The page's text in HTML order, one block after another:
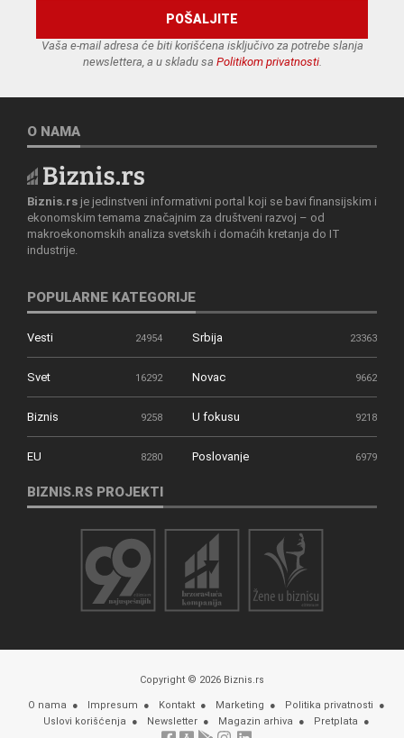
Vaša e-mail adresa će biti korišćena isključivo za potrebe slanja
newslettera, a u skladu sa Politikom privatnosti.
O NAMA
Biznis.rs je jedinstveni informativni portal koji se bavi finansijskim i
ekonomskim temama značajnim za društveni razvoj – od
makroekonomskih analiza svetskih i domaćih kretanja do IT
industrije.
POPULARNE KATEGORIJE
Vesti 24954 Srbija 23363
Svet 16292 Novac 9662
Biznis 9258 U fokusu 9218
EU 8280 Poslovanje 6979
BIZNIS.RS PROJEKTI
Copyright © 2026 Biznis.rs
O nama Impresum Kontakt Marketing
Politika privatnosti
Uslovi korišćenja
Newsletter Magazin arhiva Pretplata